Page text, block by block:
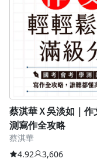
蔡淇華Ｘ吳淡如｜
測寫作全攻略
蔡淇華
4.92
3,606